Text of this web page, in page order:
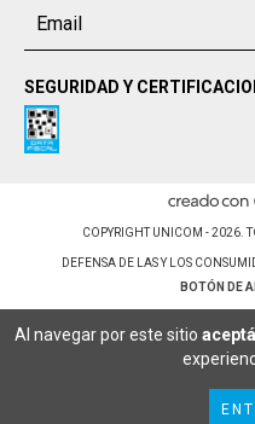
Al navegar por este sitio
SEGURIDAD Y
COPYRIGHT UNICOM - 2026.
DEFENSA DE LAS Y LOS
BOTÓN DE